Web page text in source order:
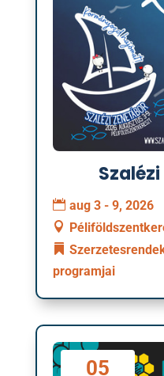
aug 3 - 9, 2026
programjai
05